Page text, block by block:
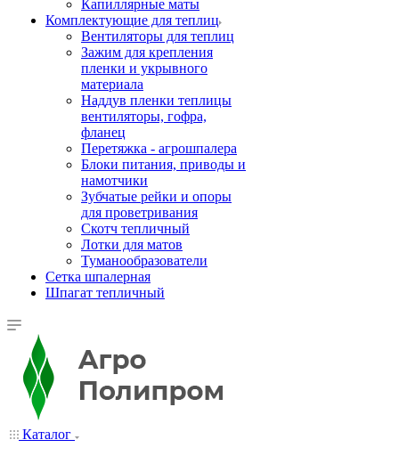
Капиллярные маты
Комплектующие для теплиц
Вентиляторы для теплиц
Зажим для крепления
пленки и укрывного
материала
Наддув пленки теплицы
вентиляторы, гофра,
фланец
Перетяжка - агрошпалера
Блоки питания, приводы и
намотчики
Зубчатые рейки и опоры
для проветривания
Скотч тепличный
Лотки для матов
Туманообразователи
Сетка шпалерная
Шпагат тепличный
Каталог